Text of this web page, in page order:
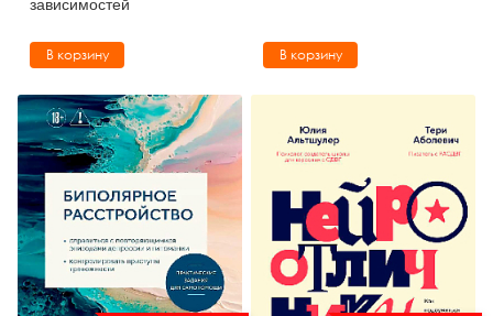
зависимостей
В корзину В корзину